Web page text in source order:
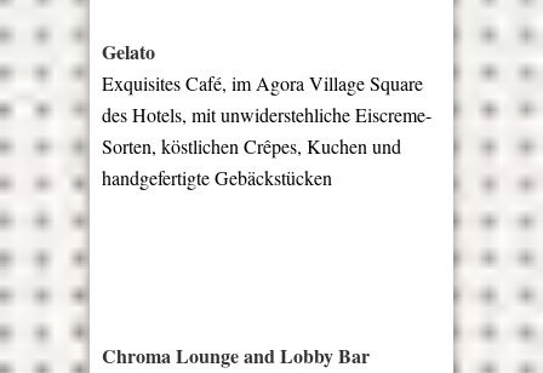
Gelato
Exquisites Café, im Agora Village Square
des Hotels, mit unwiderstehliche Eiscreme-
Sorten, köstlichen Crêpes, Kuchen und
handgefertigte Gebäckstücken
Chroma Lounge and Lobby Bar